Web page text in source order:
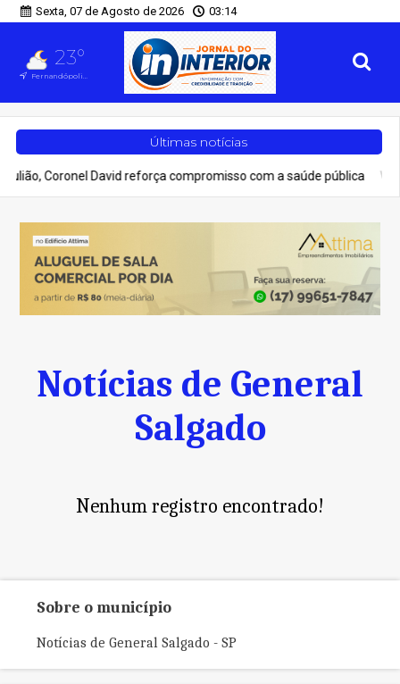
Sexta, 07 de Agosto de 2026 03:14
23°
Fernandópolis, SP
Últimas notícias
David reforça compromisso com a saúde pública
Notícias de General
Salgado
Nenhum registro encontrado!
Sobre o município
Notícias de General Salgado - SP